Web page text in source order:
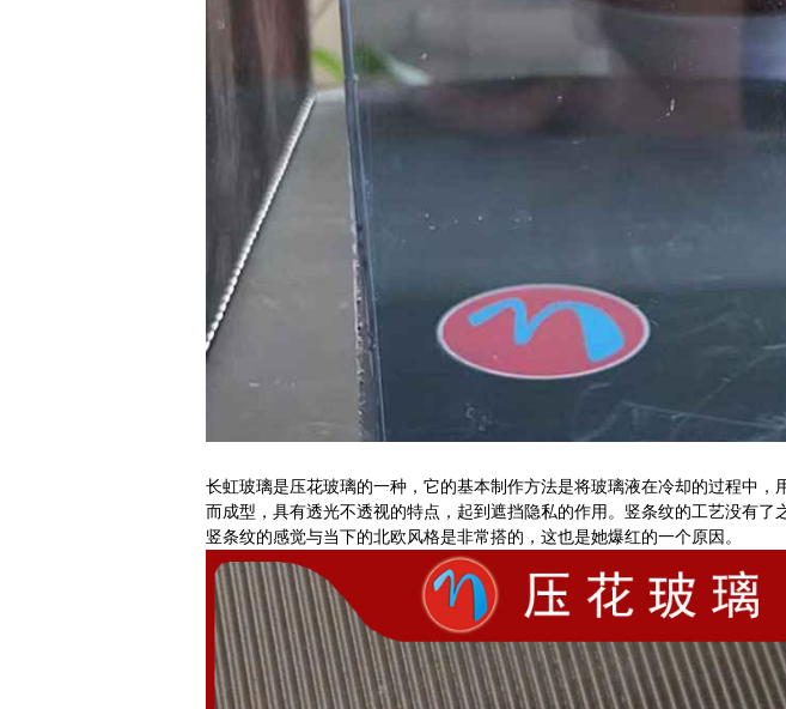
长虹玻璃是压花玻璃的一种，它的基本制作方法是将玻璃液在冷却的过程中，
而成型，具有透光不透视的特点，起到遮挡隐私的作用。竖条纹的工艺没有了
竖条纹的感觉与当下的北欧风格是非常搭的，这也是她爆红的一个原因。